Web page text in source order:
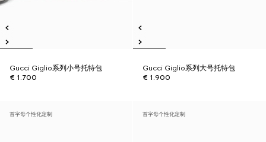
Gucci Giglio系列小号托特包
€ 1.700
Gucci Giglio系列大号托特包
€ 1.900
首字母个性化定制 首字母个性化定制